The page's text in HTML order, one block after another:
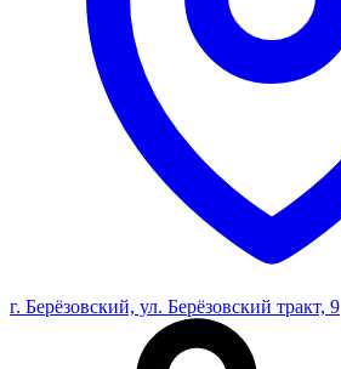
г. Берёзовский, ул. Берёзовский тракт, 9